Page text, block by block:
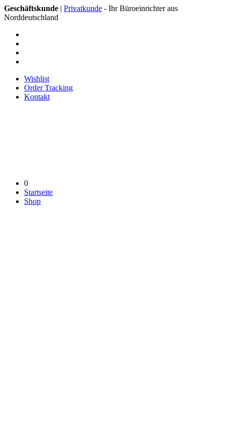
Geschäftskunde | Privatkunde - Ihr Büroeinrichter aus
Norddeutschland
Wishlist
Order Tracking
Kontakt
0
Startseite
Shop